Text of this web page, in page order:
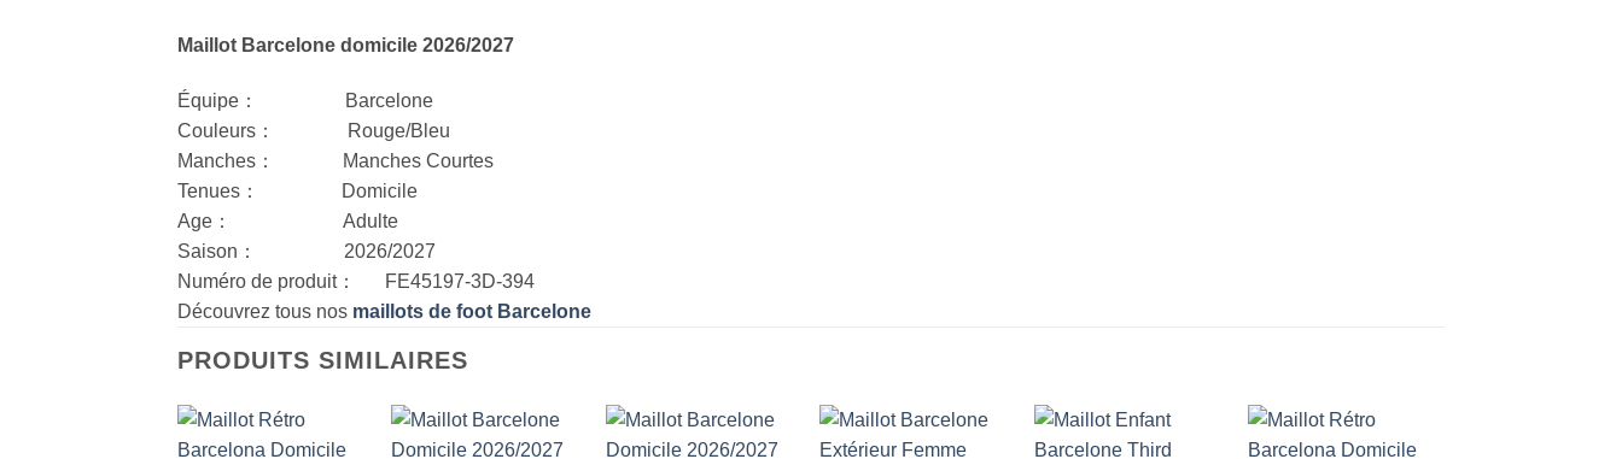
Maillot Barcelone domicile 2026/2027
Équipe： Barcelone
Couleurs： Rouge/Bleu
Manches： Manches Courtes
Tenues： Domicile
Age： Adulte
Saison： 2026/2027
Numéro de produit： FE45197-3D-394
Découvrez tous nos maillots de foot Barcelone
PRODUITS SIMILAIRES